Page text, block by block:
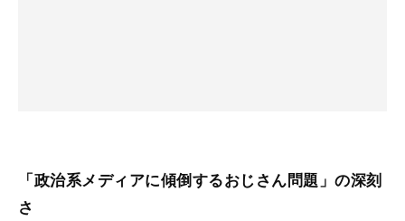
「政治系メディアに傾倒するおじさん問題」の深刻
さ